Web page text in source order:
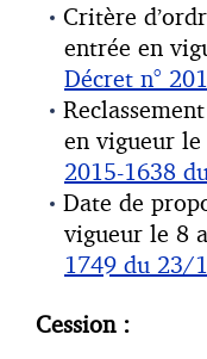
Critère
entrée en
Décret n°
en vigueur
2015-1638
Date de
vigueur le 8
1749 du 23/
Cession :